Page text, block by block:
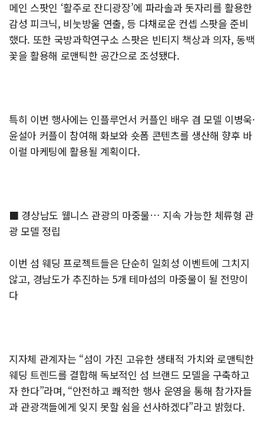
메인 스팟인 ‘활주로 잔디광장’에 파라솔과 돗자리를 활용한
감성 피크닉, 비눗방울 연출, 등 다채로운 컨셉 스팟을 준비
했다. 또한 국방과학연구소 스팟은 빈티지 책상과 의자, 동백
꽃을 활용해 로맨틱한 공간으로 조성됐다.
특히 이번 행사에는 인플루언서 커플인 배우 겸 모델 이병욱·
윤설아 커플이 참여해 화보와 숏폼 콘텐츠를 생산해 향후 바
이럴 마케팅에 활용될 계획이다.
■ 경상남도 웰니스 관광의 마중물… 지속 가능한 체류형 관
광 모델 정립
이번 섬 웨딩 프로젝트들은 단순히 일회성 이벤트에 그치지
않고, 경남도가 추진하는 5개 테마섬의 마중물이 될 전망이
다
지자체 관계자는 “섬이 가진 고유한 생태적 가치와 로맨틱한
웨딩 트렌드를 결합해 독보적인 섬 브랜드 모델을 구축하고
자 한다”라며, “안전하고 쾌적한 행사 운영을 통해 참가자들
과 관광객들에게 잊지 못할 쉼을 선사하겠다”라고 밝혔다.